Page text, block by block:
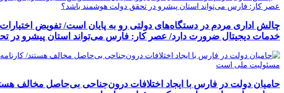
چالش اداری مردم در دستگاه‌های دولتی رو به پایان است/ تفویض
خدمات دیجیتال ضرورت دارد/ عصر کار: فارس می‌تواند استان پیشرو در
حامیان دولت در فارس با ایجاد اختلافات درون‌جناحی بی‌حاصل مخالف